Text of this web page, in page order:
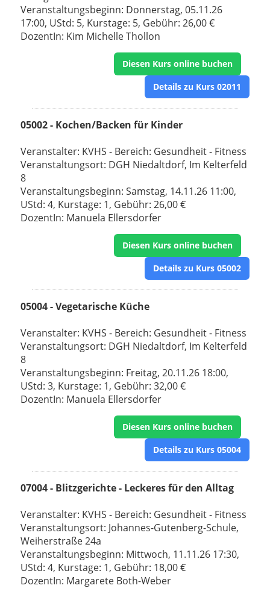
Veranstaltungsbeginn: Donnerstag, 05.11.26
17:00, UStd: 5, Kurstage: 5, Gebühr: 26,00 €
DozentIn: Kim Michelle Thollon
Diesen Kurs online buchen
Details zu Kurs 02011
05002 - Kochen/Backen für Kinder
Veranstalter: KVHS - Bereich: Gesundheit - Fitness
Veranstaltungsort: DGH Niedaltdorf, Im Kelterfeld
8
Veranstaltungsbeginn: Samstag, 14.11.26 11:00,
UStd: 4, Kurstage: 1, Gebühr: 26,00 €
DozentIn: Manuela Ellersdorfer
Diesen Kurs online buchen
Details zu Kurs 05002
05004 - Vegetarische Küche
Veranstalter: KVHS - Bereich: Gesundheit - Fitness
Veranstaltungsort: DGH Niedaltdorf, Im Kelterfeld
8
Veranstaltungsbeginn: Freitag, 20.11.26 18:00,
UStd: 3, Kurstage: 1, Gebühr: 32,00 €
DozentIn: Manuela Ellersdorfer
Diesen Kurs online buchen
Details zu Kurs 05004
07004 - Blitzgerichte - Leckeres für den Alltag
Veranstalter: KVHS - Bereich: Gesundheit - Fitness
Veranstaltungsort: Johannes-Gutenberg-Schule,
Weiherstraße 24a
Veranstaltungsbeginn: Mittwoch, 11.11.26 17:30,
UStd: 4, Kurstage: 1, Gebühr: 18,00 €
DozentIn: Margarete Both-Weber